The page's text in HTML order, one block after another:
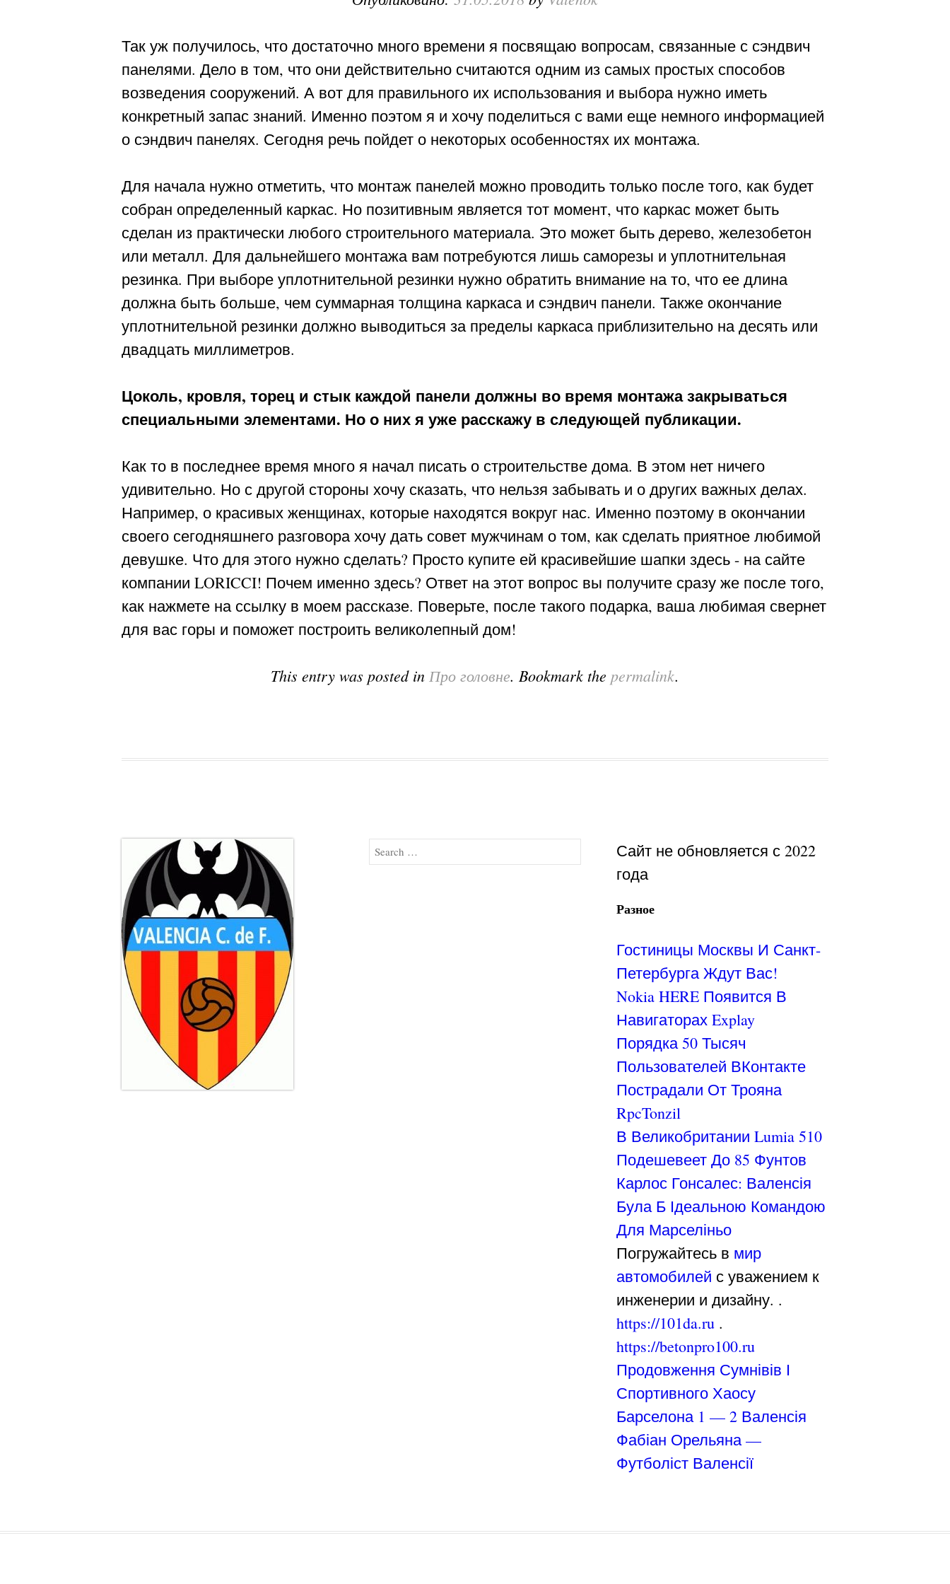
Так уж получилось, что достаточно много времени я посвящаю вопросам, связанные с сэндвич
панелями. Дело в том, что они действительно считаются одним из самых простых способов
возведения сооружений. А вот для правильного их использования и выбора нужно иметь
конкретный запас знаний. Именно поэтом я и хочу поделиться с вами еще немного информацией
о сэндвич панелях. Сегодня речь пойдет о некоторых особенностях их монтажа.
Для начала нужно отметить, что монтаж панелей можно проводить только после того, как будет
собран определенный каркас. Но позитивным является тот момент, что каркас может быть
сделан из практически любого строительного материала. Это может быть дерево, железобетон
или металл. Для дальнейшего монтажа вам потребуются лишь саморезы и уплотнительная
резинка. При выборе уплотнительной резинки нужно обратить внимание на то, что ее длина
должна быть больше, чем суммарная толщина каркаса и сэндвич панели. Также окончание
уплотнительной резинки должно выводиться за пределы каркаса приблизительно на десять или
двадцать миллиметров.
Цоколь, кровля, торец и стык каждой панели должны во время монтажа закрываться
специальными элементами. Но о них я уже расскажу в следующей публикации.
Как то в последнее время много я начал писать о строительстве дома. В этом нет ничего
удивительно. Но с другой стороны хочу сказать, что нельзя забывать и о других важных делах.
Например, о красивых женщинах, которые находятся вокруг нас. Именно поэтому в окончании
своего сегодняшнего разговора хочу дать совет мужчинам о том, как сделать приятное любимой
девушке. Что для этого нужно сделать? Просто купите ей красивейшие шапки здесь - на сайте
компании LORICCI! Почем именно здесь? Ответ на этот вопрос вы получите сразу же после того,
как нажмете на ссылку в моем рассказе. Поверьте, после такого подарка, ваша любимая свернет
для вас горы и поможет построить великолепный дом!
This entry was posted in Про головне. Bookmark the permalink.
Search
Сайт не обновляется с 2022
года
Разное
Гостиницы Москвы И Санкт-
Петербурга Ждут Вас!
Nokia HERE Появится В
Навигаторах Explay
Порядка 50 Тысяч
Пользователей ВКонтакте
Пострадали От Трояна
RpcTonzil
В Великобритании Lumia 510
Подешевеет До 85 Фунтов
Карлос Гонсалес: Валенсія
Була Б Ідеальною Командою
Для Марселіньо
Погружайтесь в мир
автомобилей с уважением к
инженерии и дизайну. .
https://101da.ru .
https://betonpro100.ru
Продовження Сумнівів І
Спортивного Хаосу
Барселона 1 — 2 Валенсія
Фабіан Орельяна —
Футболіст Валенсії